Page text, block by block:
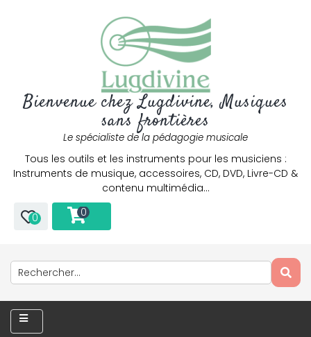
Bienvenue chez Lugdivine, Musiques
sans frontières
Le spécialiste de la pédagogie musicale
Tous les outils et les instruments pour les musiciens :
Instruments de musique, accessoires, CD, DVD, Livre-CD &
contenu multimédia…
0 0